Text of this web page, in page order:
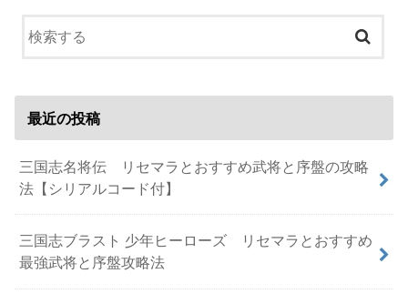
最近の投稿
三国志名将伝 リセマラとおすすめ武将と序盤の攻略
法【シリアルコード付】
三国志ブラスト 少年ヒーローズ リセマラとおすすめ
最強武将と序盤攻略法